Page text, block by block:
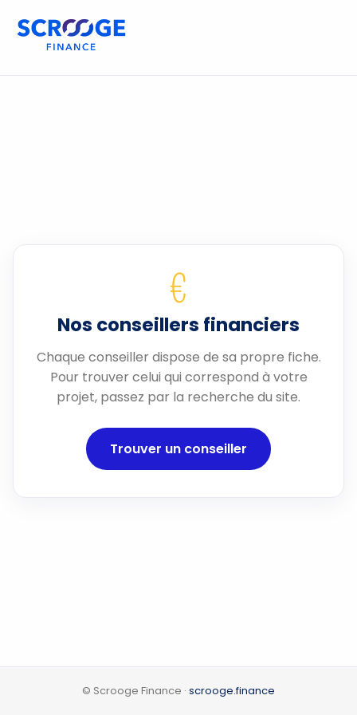
€
Nos conseillers financiers
Chaque conseiller dispose de sa propre fiche.
Pour trouver celui qui correspond à votre
projet, passez par la recherche du site.
Trouver un conseiller
© Scrooge Finance · scrooge.finance